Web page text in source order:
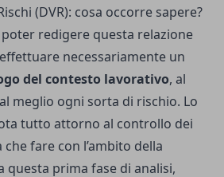
(DVR): cosa occorre sapere?
poter redigere questa relazione
necessariamente un
del contesto lavorativo, al
meglio ogni sorta di rischio. Lo
tutto attorno al controllo dei
fare con l’ambito della
questa prima fase di analisi,